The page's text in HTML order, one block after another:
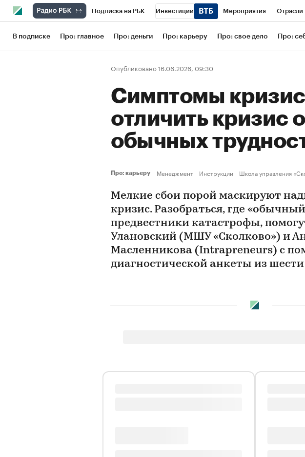
Подписка на РБК Инвестиции Мероприятия Отрасли
Школа управления РБК РБК Образование РБК
Рынок наличной валюты
В подписке Про: главное Про: деньги Про: карьеру Про: свое дело Про:
Опубликовано 16.06.2026, 09:30
Симптомы
отличить кризис
обычных
Про: карьеру Менеджмент Инструкции Школа управления
Мелкие сбои порой маскируют
кризис. Разобраться, где
предвестники катастрофы,
Улановский (МШУ «Сколково») и
Масленникова (Intrapreneurs) с
диагностической анкеты из шести